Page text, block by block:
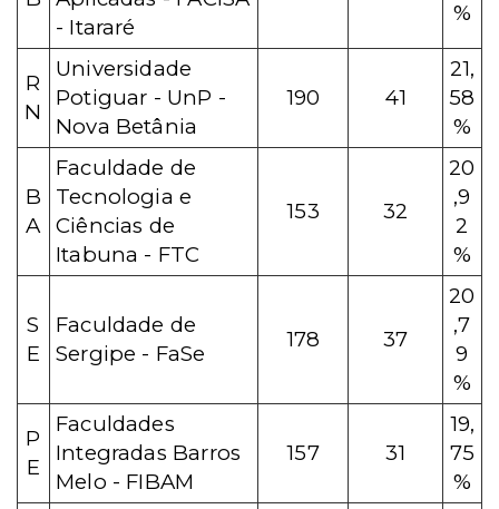
- Itararé
%
R
N
Universidade
Potiguar - UnP -
Nova Betânia
190 41
21,
58
%
B
A
Faculdade de
Tecnologia e
Ciências de
Itabuna - FTC
153 32
20
,9
2
%
S
E
Faculdade de
Sergipe - FaSe
178 37
20
,7
9
%
P
E
Faculdades
Integradas Barros
Melo - FIBAM
157 31
19,
75
%